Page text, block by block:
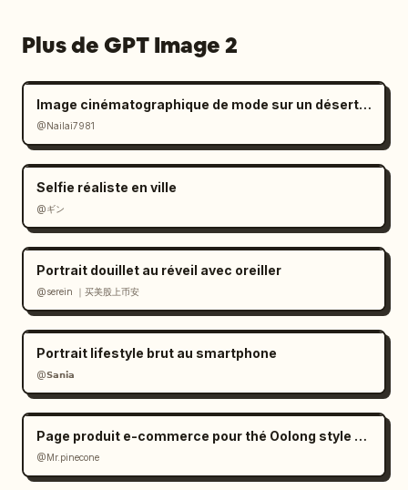
Plus de GPT Image 2
Image cinématographique de mode sur un désert de sel à l'ambiance mélancolique
@Nailai7981
Selfie réaliste en ville
@ギン
Portrait douillet au réveil avec oreiller
@serein ｜买美股上币安
Portrait lifestyle brut au smartphone
@𝗦𝗮𝗻𝗶𝗮
Page produit e-commerce pour thé Oolong style Zen
@Mr.pinecone